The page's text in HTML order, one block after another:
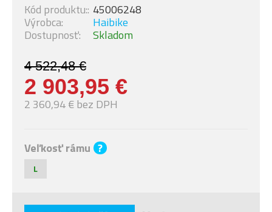
4 522,48 €
2 903,95 €
2 360,94 € bez DPH
Dostupnosť: Skladom
Výrobca: Haibike
Kód produktu:: 45006248
Veľkosť rámu ?
L